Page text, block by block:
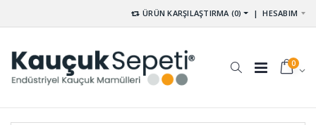
ÜRÜN KARŞILAŞTIRMA (0) |HESABIM
0